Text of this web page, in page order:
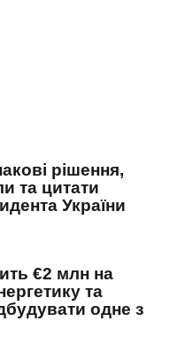
рішення,
та цитати
України
€2 млн на
та
одне з